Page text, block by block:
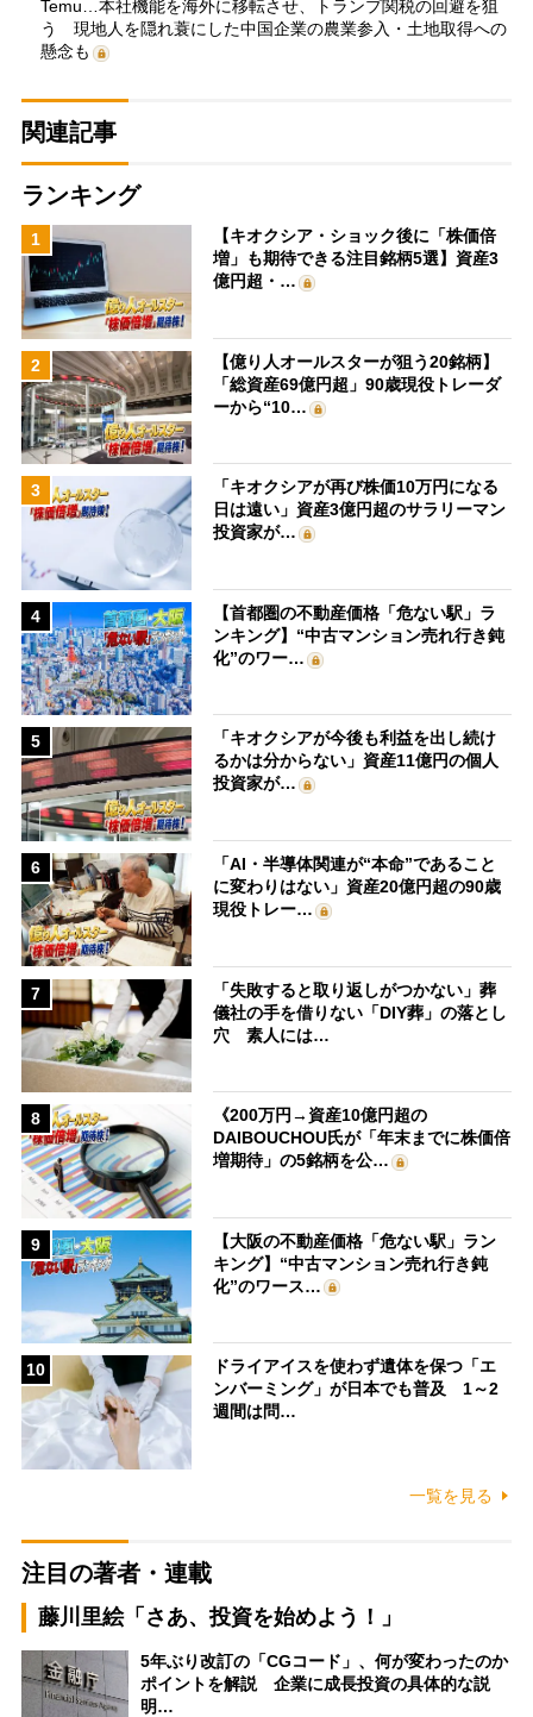
Temu…本社機能を海外に移転させ、トランプ関税の回避を狙
う 現地人を隠れ蓑にした中国企業の農業参入・土地取得への
懸念も
関連記事
ランキング
1
【キオクシア・ショック後に「株価倍
増」も期待できる注目銘柄5選】資産3
億円超・…
2
【億り人オールスターが狙う20銘柄】
「総資産69億円超」90歳現役トレーダ
ーから“10…
3
「キオクシアが再び株価10万円になる
日は遠い」資産3億円超のサラリーマン
投資家が…
4
【首都圏の不動産価格「危ない駅」ラ
ンキング】“中古マンション売れ行き鈍
化”のワー…
5
「キオクシアが今後も利益を出し続け
るかは分からない」資産11億円の個人
投資家が…
6
「AI・半導体関連が“本命”であること
に変わりはない」資産20億円超の90歳
現役トレー…
7
「失敗すると取り返しがつかない」葬
儀社の手を借りない「DIY葬」の落とし
穴 素人には…
8
《200万円→資産10億円超の
DAIBOUCHOU氏が「年末までに株価倍
増期待」の5銘柄を公…
9
【大阪の不動産価格「危ない駅」ラン
キング】“中古マンション売れ行き鈍
化”のワース…
10
ドライアイスを使わず遺体を保つ「エ
ンバーミング」が日本でも普及 1～2
週間は問…
一覧を見る
注目の著者・連載
藤川里絵「さあ、投資を始めよう！」
5年ぶり改訂の「CGコード」、何が変わったのか
ポイントを解説 企業に成長投資の具体的な説
明…